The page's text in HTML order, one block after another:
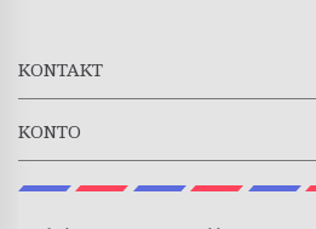
KONTAKT
KONTO